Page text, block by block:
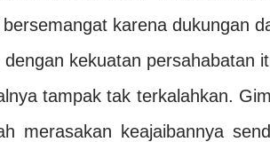
karena dukungan
kekuatan persahabatan
tampak tak terkalahkan.
merasakan keajaibannya